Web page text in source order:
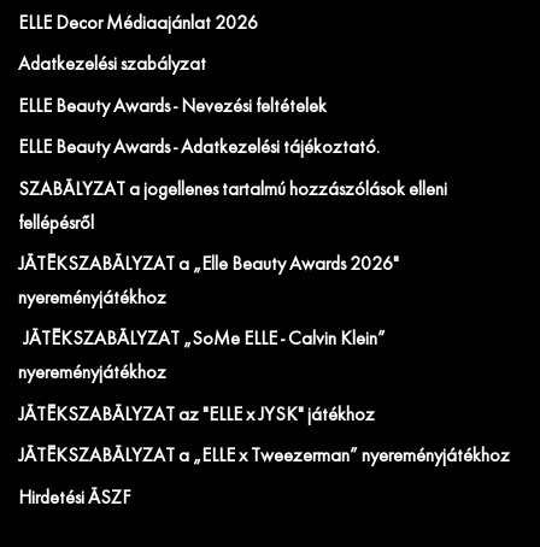
ELLE Decor Médiaajánlat 2026
Adatkezelési szabályzat
ELLE Beauty Awards - Nevezési feltételek
ELLE Beauty Awards - Adatkezelési tájékoztató.
SZABÁLYZAT a jogellenes tartalmú hozzászólások elleni
fellépésről
JÁTÉKSZABÁLYZAT a „Elle Beauty Awards 2026"
nyereményjátékhoz
JÁTÉKSZABÁLYZAT „SoMe ELLE - Calvin Klein”
nyereményjátékhoz
JÁTÉKSZABÁLYZAT az "ELLE x JYSK" játékhoz
JÁTÉKSZABÁLYZAT a „ELLE x Tweezerman” nyereményjátékhoz
Hirdetési ÁSZF